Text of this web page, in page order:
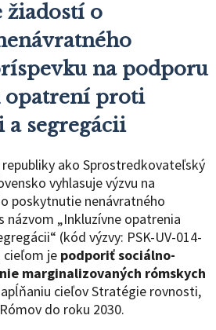
žiadostí o
na podporu
proti
segregácii
republiky ako Sprostredkovateľský
vyhlasuje výzvu na
poskytnutie nenávratného
názvom „Inkluzívne opatrenia
(kód výzvy: PSK-UV-014-
cieľom je podporiť sociálno-
marginalizovaných rómskych
cieľov Stratégie rovnosti,
do roku 2030.